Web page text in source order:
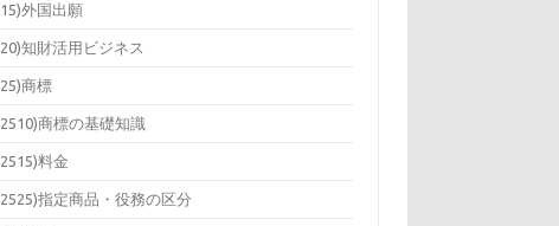
15)外国出願
20)知財活用ビジネス
25)商標
2510)商標の基礎知識
2515)料金
2525)指定商品・役務の区分